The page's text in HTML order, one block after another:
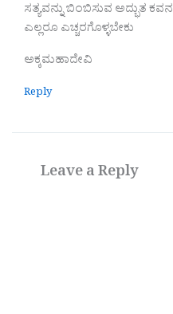
ಸತ್ಯವನ್ನು ಬಿಂಬಿಸುವ ಅದ್ಭುತ ಕವನ
ಎಲ್ಲರೂ ಎಚ್ಚರಗೊಳ್ಳಬೇಕು
ಅಕ್ಕಮಹಾದೇವಿ
Reply
Leave a Reply